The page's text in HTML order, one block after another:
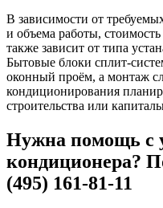
В зависимости от
и объема работы,
также зависит от типа
Бытовые блоки сплит-
оконный проём, а монтаж
кондиционирования
строительства или
Нужна помощь с
кондиционера?
(495) 161-81-11